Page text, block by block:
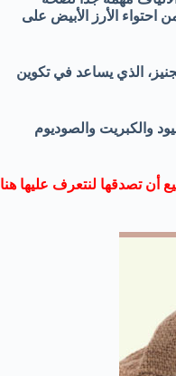
احتواء الأرز الأبيض على
الإنسان اليومية للمنجنيز، الذي يساعد في تكوين
والكبريت والصوديوم
أن تصدقها لنتعرف عليها هنا